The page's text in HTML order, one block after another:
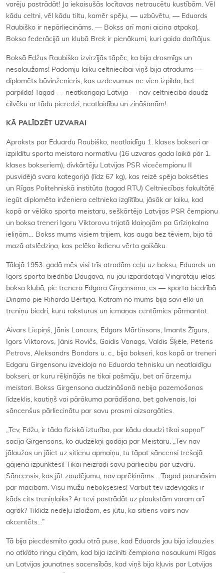
varēju pastrādāt! Ja iekaisušās locītavas netraucētu kustībām. Vēl
kādu celtni, vēl kādu tiltu, kamēr spēju, — uzbūvētu, — Eduards
Raubiško ir nepārliecināms. — Bokss arī mani aicina atpakaļ.
Boksa federācijā un klubā Brek ir pienākumi, kuri gaida darītājus.
Boksā Edžus Raubiško izvirzījās tāpēc, ka bija drosmīgs un
nesalaužams! Padomju laiku celtniecībai viņš bija atradums —
diplomēts būvinženieris, kas uzdevumus ne vien izpilda, bet
pārpilda! Tagad — neatkarīgajā Latvijā — nav celtniecībā daudz
cilvēku ar tādu pieredzi, neatlaidību un zināšanām!
KĀ PALĪDZĒT UZVARAI
Apraksts par Eduardu Raubiško, neatlaidīgu 1. klases bokseri ar
izpildītu sporta meistara normatīvu (16 uzvaras gada laikā pār 1.
klases bokseriem), divkārtēju Latvijas PSR vicečempionu II
pusvidējā svara kategorijā (līdz 67 kg), kas reizē spēja boksēties
un Rīgas Politehniskā institūta (tagad RTU) Celtniecības fakultātē
iegūt diplomēta inženiera celtnieka izglītību, jāsāk ar laiku, kad
kopā ar vēlāko sporta meistaru, seškārtējo Latvijas PSR čempionu
un boksa treneri Igoru Viktorovu trijatā klaiņojām pa Grīziņkalna
ieliņām… Bokss mums visiem trijiem, kas auga bez tēviem, bija tā
mazā atslēdziņa, kas pelēko ikdienu vērta gaišāku.
Tālajā 1953. gadā mēs visi trīs atradām ceļu uz boksu, Eduards un
Igors sporta biedrībā Daugava, nu jau izpārdotajā Vingrotāju ielas
boksa klubā, pie trenera Edgara Girgensona, es — sporta biedrībā
Dinamo pie Riharda Bērtiņa. Katram no mums bija savi elki un
treniņu biedri, kuru raksturus un iemaņas centāmies pārmantot.
Aivars Liepiņš, Jānis Lancers, Edgars Mārtinsons, Imants Žīgurs,
Igors Viktorovs, Jānis Rovičs, Gaidis Vanags, Valdis Šķēle, Pēteris
Petrovs, Aleksandrs Bondars u. c., bija bokseri, kas kopā ar treneri
Edgaru Girgensonu izveidoja no Eduarda tehnisku un neatlaidīgu
bokseri, ar kuru rēķinājās ne tikai pašmāju, bet arī ārzemju
meistari. Bokss Girgensona audzināšanā nebija pazemošanas
līdzeklis, kautiņš vai pārākuma parādīšana, bet galvenais, lai
sāncenšus pārliecinātu par savu prasmi aizsargāties.
„Tev, Edžu, ir tāda fiziskā izturība, par kādu daudzi tikai sapņo!”
sacīja Girgensons, ko audzēkņi godāja par Meistaru. „Tev nav
jālaužas un jāiet uz sitienu apmaiņu, tu tāpat sāncensi trešajā
gājienā izpunktēsi! Tikai neizrādi savu pārliecību par uzvaru.
Sāncensis, kas jūt zaudējumu, nav aprēķināms… Tagad parunāsim
par mācībām. Visu mūžu neboksēsies! Varbūt tev izdevīgāks ir
kāds cits treniņlaiks? Ar tevi pastrādāt uz plaukstām varam arī
agrāk? Tiklīdz nedēļu izlaižam, es jūtu, ka sitiens vairs nav
akcentēts…”
Tā bija piecdesmito gadu otrā puse, kad Eduards jau bija izlauzies
no atklāto ringu cīņām, kad bija izcīnīti čempiona nosaukumi Rīgas
un Latvijas jaunatnes sacensībās, kad viņš bija kļuvis par Latvijas